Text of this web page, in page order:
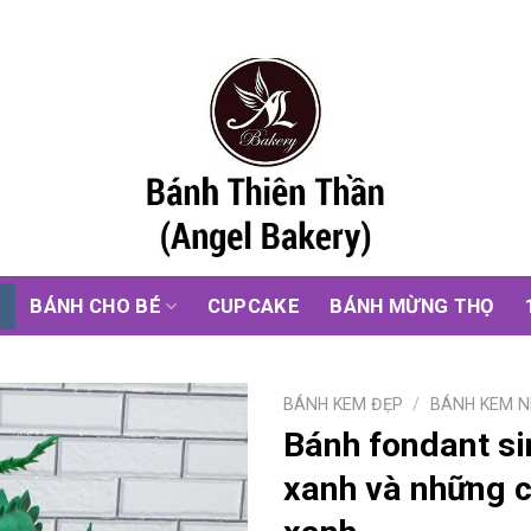
BÁNH CHO BÉ CUPCAKE BÁNH MỪNG THỌ
BÁNH KEM ĐẸP / BÁNH KEM
Bánh fondant
xanh và những